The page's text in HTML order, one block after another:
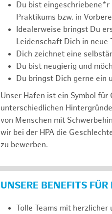
Du bist
Praktikums bzw. in
Idealerweise bringst Du
Leidenschaft Dich in neue
Dich zeichnet eine
Du bist neugierig und
Du bringst Dich gerne ein
Unser Hafen ist ein Symbol
unterschiedlichen
von Menschen mit
wir bei der HPA die
zu bewerben.
UNSERE BENEFITS
Tolle Teams mit herzlicher